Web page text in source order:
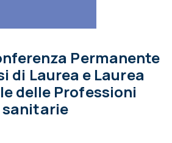
Permanente
di Laurea e Laurea
delle Professioni
sanitarie